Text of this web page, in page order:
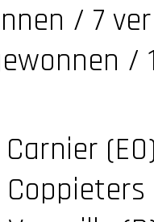
/ 7
/